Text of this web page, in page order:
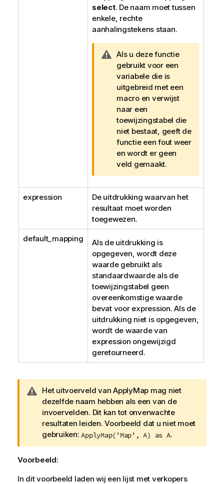
select. De naam moet tussen
enkele, rechte
aanhalingstekens staan.
W
a
a
r
s
c
h
u
w
i
n
g
Als u deze functie
gebruikt voor een
variabele die is
uitgebreid met een
macro en verwijst
naar een
toewijzingstabel die
niet bestaat, geeft de
functie een fout weer
en wordt er geen
veld gemaakt.
expression
De uitdrukking waarvan het
resultaat moet worden
toegewezen.
default_mapping
Als de uitdrukking is
opgegeven, wordt deze
waarde gebruikt als
standaardwaarde als de
toewijzingstabel geen
overeenkomstige waarde
bevat voor expression. Als de
uitdrukking niet is opgegeven,
wordt de waarde van
expression ongewijzigd
geretourneerd.
W
a
a
r
s
c
h
w
Het uitvoerveld van ApplyMap mag niet
dezelfde naam hebben als een van de
invoervelden. Dit kan tot onverwachte
resultaten leiden. Voorbeeld dat u niet moet
gebruiken: ApplyMap('Map', A) as A.
Voorbeeld:
In dit voorbeeld laden wij een lijst met verkopers